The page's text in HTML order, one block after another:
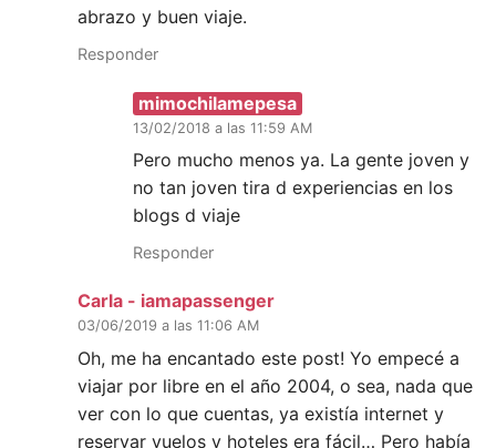
abrazo y buen viaje.
Responder
mimochilamepesa
13/02/2018 a las 11:59 AM
Pero mucho menos ya. La gente joven y
no tan joven tira d experiencias en los
blogs d viaje
Responder
Carla - iamapassenger
03/06/2019 a las 11:06 AM
Oh, me ha encantado este post! Yo empecé a
viajar por libre en el año 2004, o sea, nada que
ver con lo que cuentas, ya existía internet y
reservar vuelos y hoteles era fácil… Pero había